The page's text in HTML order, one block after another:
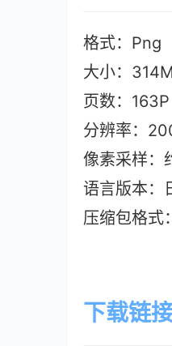
格式：Png
大小：314M
页数：163P
分辨率：
像素采样：
语言版本：
压缩包格式
下载链